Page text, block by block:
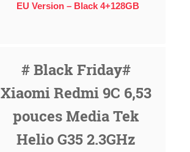
EU Version – Black 4+128GB
# Black Friday#
Xiaomi Redmi 9C 6,53
pouces Media Tek
Helio G35 2.3GHz